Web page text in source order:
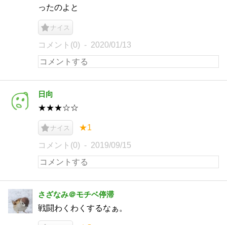
ったのよと
ナイス
コメント(0) 2020/01/13
日向
★★★☆☆
ナイス ★1
コメント(0) 2019/09/15
さざなみ＠モチベ停滞
戦闘わくわくするなぁ。